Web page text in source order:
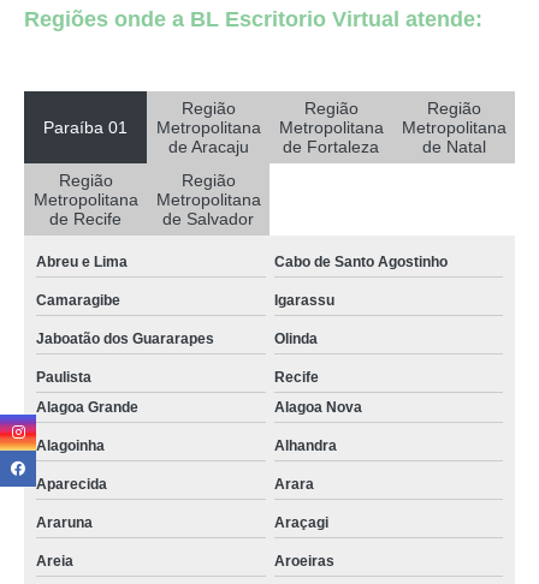
auditório palestra locar Campina Grande
auditório para 70 pessoas alugar Simões Filho
onde encontrar auditório 100 pessoas São Cristóvão
auditório para 70 pessoas locar Parnamirim
onde faz locação de auditório 50 pessoas Massaranduba
auditório para 50 pessoas Patos
auditório 50 pessoas alugar Alagoa Nova
auditório coworking Teixeira
auditório para alugar Sousa
auditório 50 pessoas Alagoa Grande
auditório coworking locar Monteiro
auditório palestra alugar Baía da Traição
Regiões onde a BL Escritorio Virtual atende:
Paraíba 01
Região
Metropolitana
de Aracaju
Região
Metropolitana
de Fortaleza
Região
Metropolitana
de Natal
Região
Metropolitana
de Recife
Região
Metropolitana
de Salvador
Abreu e Lima Cabo de Santo Agostinho
Camaragibe Igarassu
Jaboatão dos Guararapes Olinda
Paulista
Recife
Alagoa Grande
Alagoa Nova
Alagoinha Alhandra
Aparecida Arara
Araruna Araçagi
Areia Aroeiras